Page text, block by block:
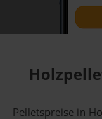
Pelletspreise in